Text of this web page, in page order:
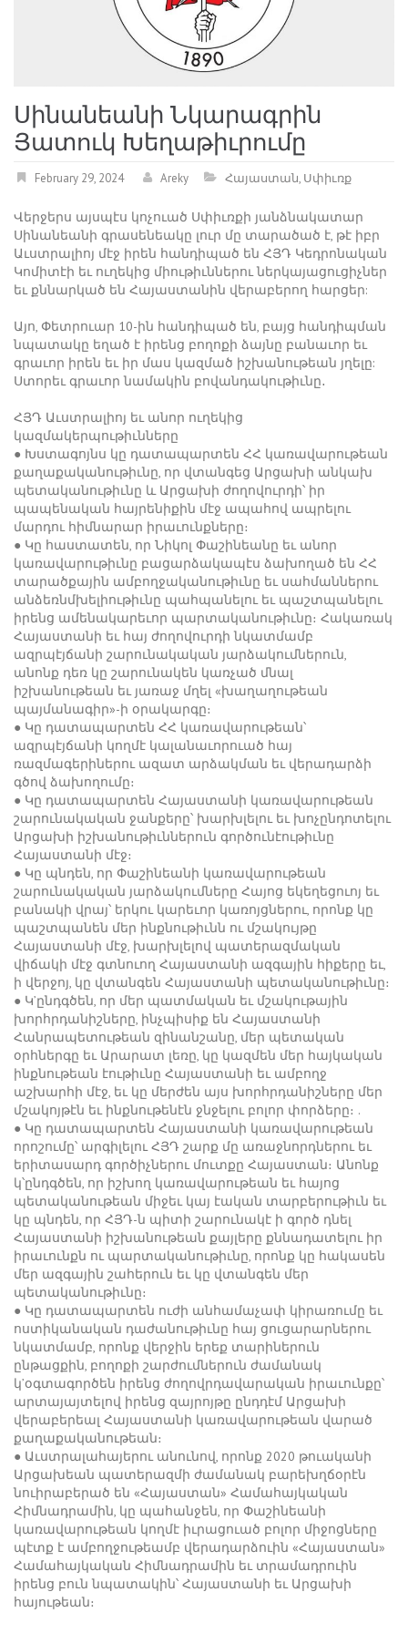
Սինանեանի Նկարագրին
Յատուկ Խեղաթիւրումը
February 29, 2024 Areky Հայաստան, Սփիւռք
Վերջերս այսպէս կոչուած Սփիւռքի յանձնակատար
Սինանեանի գրասենեակը լուր մը տարածած է, թէ իբր
Աւստրալիոյ մէջ իրեն հանդիպած են ՀՅԴ Կեդրոնական
Կոմիտէի եւ ուղեկից միութիւններու ներկայացուցիչներ
եւ քննարկած են Հայաստանին վերաբերող հարցեր:
Այո, Փետրուար 10-ին հանդիպած են, բայց հանդիպման
նպատակը եղած է իրենց բողոքի ձայնը բանաւոր եւ
գրաւոր իրեն եւ իր մաս կազմած իշխանութեան յղելը:
Ստորեւ գրաւոր նամակին բովանդակութիւնը․
ՀՅԴ Աւստրալիոյ եւ անոր ուղեկից
կազմակերպութիւնները
● Խստագոյնս կը դատապարտեն ՀՀ կառավարութեան
քաղաքականութիւնը, որ վտանգեց Արցախի անկախ
պետականութիւնը և Արցախի ժողովուրդի՝ իր
պապենական հայրենիքին մէջ ապահով ապրելու
մարդու հիմնարար իրաւունքները։
● Կը հաստատեն, որ Նիկոլ Փաշինեանը եւ անոր
կառավարութիւնը բացարձակապէս ձախողած են ՀՀ
տարածքային ամբողջականութիւնը եւ սահմաններու
անձեռնմխելիութիւնը պահպանելու եւ պաշտպանելու
իրենց ամենակարեւոր պարտականութիւնը։ Հակառակ
Հայաստանի եւ հայ ժողովուրդի նկատմամբ
ազրպէյճանի շարունակական յարձակումներուն,
անոնք դեռ կը շարունակեն կառչած մնալ
իշխանութեան եւ յառաջ մղել «խաղաղութեան
պայմանագիր»-ի օրակարգը։
● Կը դատապարտեն ՀՀ կառավարութեան՝
ազրպէյճանի կողմէ կալանաւորուած հայ
ռազմագերիներու ազատ արձակման եւ վերադարձի
գծով ձախողումը։
● Կը դատապարտեն Հայաստանի կառավարութեան
շարունակական ջանքերը՝ խարխլելու եւ խոչընդոտելու
Արցախի իշխանութիւններուն գործունէութիւնը
Հայաստանի մէջ։
● Կը պնդեն, որ Փաշինեանի կառավարութեան
շարունակական յարձակումները Հայոց եկեղեցուոյ եւ
բանակի վրայ՝ երկու կարեւոր կառոյցներու, որոնք կը
պաշտպանեն մեր ինքնութիւնն ու մշակույթը
Հայաստանի մէջ, խարխլելով պատերազմական
վիճակի մէջ գտնուող Հայաստանի ազգային հիքերը եւ,
ի վերջոյ, կը վտանգեն Հայաստանի պետականութիւնը։
● Կ’ընդգծեն, որ մեր պատմական եւ մշակութային
խորհրդանիշները, ինչպիսիք են Հայաստանի
Հանրապետութեան զինանշանը, մեր պետական ​​
օրհներգը եւ Արարատ լեռը, կը կազմեն մեր հայկական
ինքնութեան էութիւնը Հայաստանի եւ ամբողջ
աշխարհի մէջ, եւ կը մերժեն այս խորհրդանիշները մեր
մշակոյթէն եւ ինքնութենէն ջնջելու բոլոր փորձերը։ .
● Կը դատապարտեն Հայաստանի կառավարութեան
որոշումը՝ արգիլելու ՀՅԴ շարք մը առաջնորդներու եւ
երիտասարդ գործիչներու մուտքը Հայաստան։ Անոնք
կ՝ընդգծեն, որ իշխող կառավարութեան եւ հայոց
պետականութեան միջեւ կայ էական տարբերութիւն եւ
կը պնդեն, որ ՀՅԴ-ն պիտի շարունակէ ի գործ դնել
Հայաստանի իշխանութեան քայլերը քննադատելու իր
իրաւունքն ու պարտականութիւնը, որոնք կը հակասեն
մեր ազգային շահերուն եւ կը վտանգեն մեր
պետականութիւնը։
● Կը դատապարտեն ուժի անհամաչափ կիրառումը եւ
ոստիկանական դաժանութիւնը հայ ցուցարարներու
նկատմամբ, որոնք վերջին երեք տարիներուն
ընթացքին, բողոքի շարժումներուն ժամանակ
կ’օգտագործեն իրենց ժողովրդավարական ​​իրաւունքը՝
արտայայտելով իրենց զայրոյթը ընդդէմ Արցախի
վերաբերեալ Հայաստանի կառավարութեան վարած
քաղաքականութեան։
● Աւստրալահայերու անունով, որոնք 2020 թուականի
Արցախեան պատերազմի ժամանակ բարեխղճօրէն
նուիրաբերած են «Հայաստան» Համահայկական
Հիմնադրամին, կը պահանջեն, որ Փաշինեանի
կառավարութեան կողմէ իւրացուած բոլոր միջոցները
պէտք է ամբողջութեամբ վերադարձուին «Հայաստան»
Համահայկական Հիմնադրամին եւ տրամադրուին
իրենց բուն նպատակին՝ Հայաստանի եւ Արցախի
հայութեան։